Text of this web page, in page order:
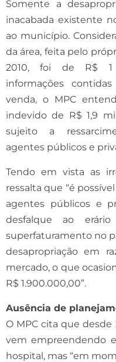
Somente a
inacabada existente
ao município.
da área, feita pelo
2010, foi de R$ 1
informações
venda, o MPC
indevido de R$ 1,9
sujeito a
agentes públicos e
Tendo em vista as
ressalta que “é
agentes públicos e
desfalque ao
superfaturamento no
desapropriação em
mercado, o que
R$ 1.900.000,00”.
Ausência de
O MPC cita que desde
vem empreendendo
hospital, mas “em